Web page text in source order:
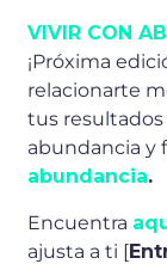
VIVIR CON
¡Próxima
relacionarte
tus
abundancia y
abundancia.
Encuentra
ajusta a ti [